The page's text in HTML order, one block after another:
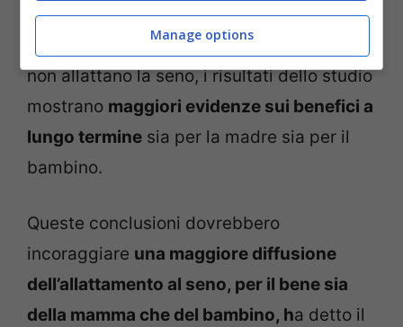
salutari, che abbassano il rischio di
malattie cardiache rispetto a quelle che
non allattano la seno, i risultati dello studio
mostrano maggiori evidenze sui benefici a
lungo termine sia per la madre sia per il
bambino.
Queste conclusioni dovrebbero
incoraggiare una maggiore diffusione
dell’allattamento al seno, per il bene sia
della mamma che del bambino, ha detto il
Manage options